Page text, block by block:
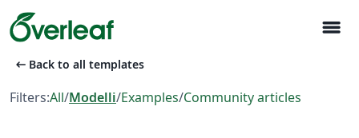
menu
arrow_left_alt Back to all templates
Filters:All/Modelli/Examples/Community articles